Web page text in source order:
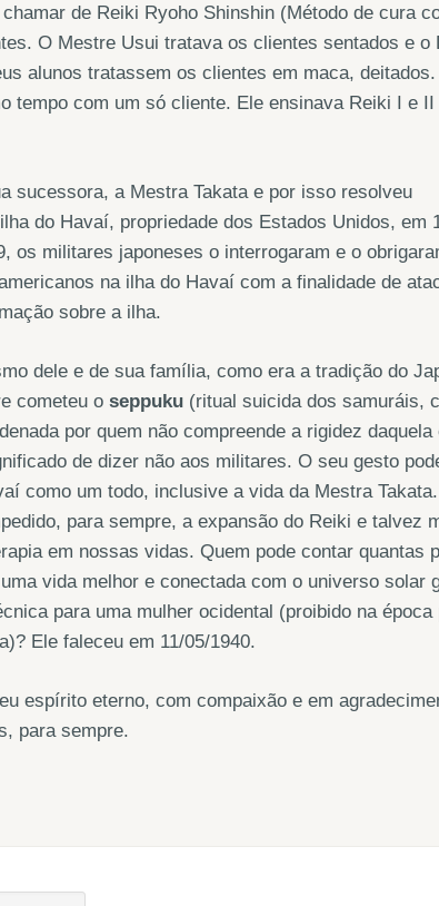
de Reiki Ryoho Shinshin (Método de cura
O Mestre Usui tratava os clientes sentados e o
alunos tratassem os clientes em maca,
tempo com um só cliente. Ele ensinava Reiki I e
sucessora, a Mestra Takata e por isso resolveu
do Havaí, propriedade dos Estados Unidos, em
os militares japoneses o interrogaram e o
na ilha do Havaí com a finalidade de
sobre a ilha.
dele e de sua família, como era a tradição do
cometeu o seppuku (ritual suicida dos samuráis,
por quem não compreende a rigidez daquela
de dizer não aos militares. O seu gesto
como um todo, inclusive a vida da Mestra
para sempre, a expansão do Reiki e talvez
em nossas vidas. Quem pode contar quantas
vida melhor e conectada com o universo solar
para uma mulher ocidental (proibido na época
Ele faleceu em 11/05/1940.
espírito eterno, com compaixão e em
para sempre.